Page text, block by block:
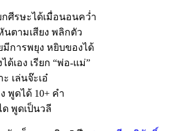
กศีรษะได้เมื่อนอนคว่ำ
นตามเสียง พลิกตัว
มีการพยุง หยิบของได้
ด้เอง เรียก “พ่อ-แม่”
ะ เล่นจ๊ะเอ๋
พูดได้ 10+ คำ
ด พูดเป็นวลี